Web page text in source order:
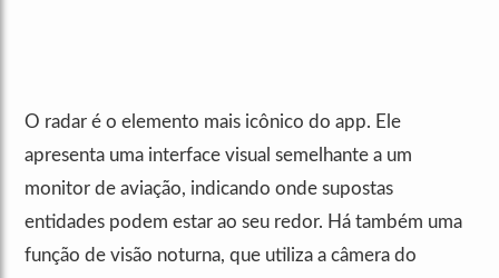
O radar é o elemento mais icônico do app. Ele
apresenta uma interface visual semelhante a um
monitor de aviação, indicando onde supostas
entidades podem estar ao seu redor. Há também uma
função de visão noturna, que utiliza a câmera do